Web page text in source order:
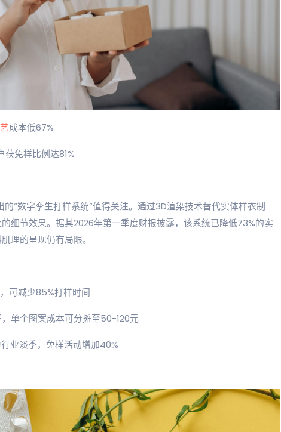
成本低67%
免样比例达81%
“数字孪生打样系统”值得关注。通过3D渲染技术替代实体样衣制
细节效果。据其2026年第一季度财报披露，该系统已降低73%的实
理的呈现仍有局限。
可减少85%打样时间
单个图案成本可分摊至50-120元
业淡季，免样活动增加40%